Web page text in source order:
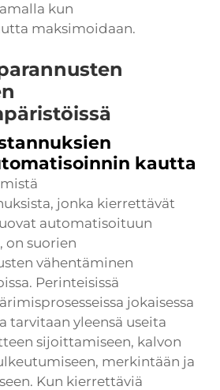
kun
maksimoidaan.
kautta
jonka kierrettävät
automatisoituun
on suorien
vähentäminen
Perinteisissä
jokaisessa
tarvitaan yleensä useita
sijoittamiseen, kalvon
merkintään ja
Kun kierrettäviä